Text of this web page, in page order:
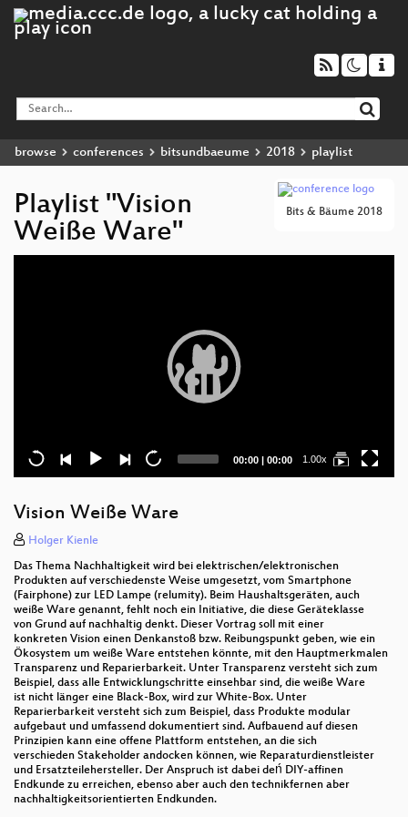
browse conferences bitsundbaeume 2018 playlist
Bits & Bäume 2018
Playlist "Vision
Weiße Ware"
Current
00:00 | Total
00:00 1.00x
Vision Weiße Ware
Holger Kienle
Das Thema Nachhaltigkeit wird bei elektrischen/elektronischen
Produkten auf verschiedenste Weise umgesetzt, vom Smartphone
(Fairphone) zur LED Lampe (relumity). Beim Haushaltsgeräten, auch
weiße Ware genannt, fehlt noch ein Initiative, die diese Geräteklasse
von Grund auf nachhaltig denkt. Dieser Vortrag soll mit einer
konkreten Vision einen Denkanstoß bzw. Reibungspunkt geben, wie ein
Ökosystem um weiße Ware entstehen könnte, mit den Hauptmerkmalen
Transparenz und Reparierbarkeit. Unter Transparenz versteht sich zum
Beispiel, dass alle Entwicklungschritte einsehbar sind, die weiße Ware
ist nicht länger eine Black-Box, wird zur White-Box. Unter
Reparierbarkeit versteht sich zum Beispiel, dass Produkte modular
aufgebaut und umfassend dokumentiert sind. Aufbauend auf diesen
Prinzipien kann eine offene Plattform entstehen, an die sich
verschieden Stakeholder andocken können, wie Reparaturdienstleister
und Ersatzteilehersteller. Der Anspruch ist dabei deń DIY-affinen
Endkunde zu erreichen, ebenso aber auch den technikfernen aber
nachhaltigkeitsorientierten Endkunden.